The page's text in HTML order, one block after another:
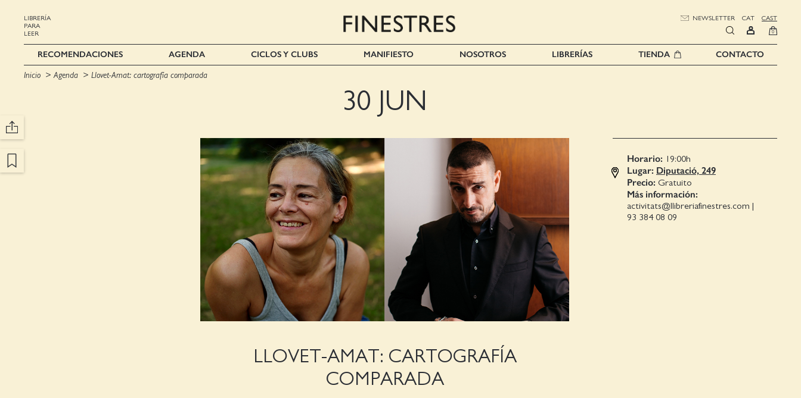
LIBRERÍA
PARA
LEER
NEWSLETTER CAT CAST
0
RECOMENDACIONES AGENDA CICLOS Y CLUBS MANIFIESTO NOSOTROS LIBRERÍAS TIENDA CONTACTO
Inicio Agenda Llovet-Amat: cartografía comparada
30 JUN
LLOVET-AMAT: CARTOGRAFÍA
COMPARADA
Horario: 19:00h
Lugar: Diputació, 249
Precio: Gratuito
Más información:
activitats@llibreriafinestres.com |
93 384 08 09